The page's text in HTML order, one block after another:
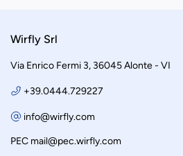
Wirfly Srl
Via Enrico Fermi 3, 36045 Alonte - VI
+39.0444.729227
info@wirfly.com
PEC mail@pec.wirfly.com